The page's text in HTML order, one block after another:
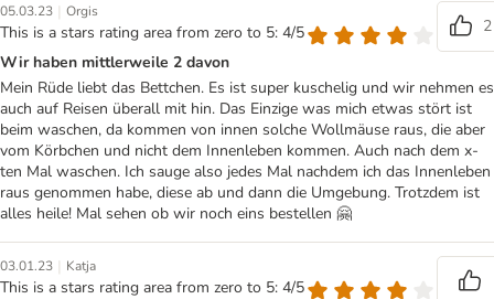
05.03.23 | Orgis
This is a stars rating area from zero to 5: 4/5
2
Wir haben mittlerweile 2 davon
Mein Rüde liebt das Bettchen. Es ist super kuschelig und wir nehmen es
auch auf Reisen überall mit hin. Das Einzige was mich etwas stört ist
beim waschen, da kommen von innen solche Wollmäuse raus, die aber
vom Körbchen und nicht dem Innenleben kommen. Auch nach dem x-
ten Mal waschen. Ich sauge also jedes Mal nachdem ich das Innenleben
raus genommen habe, diese ab und dann die Umgebung. Trotzdem ist
alles heile! Mal sehen ob wir noch eins bestellen 🤗
03.01.23 | Katja
This is a stars rating area from zero to 5: 4/5